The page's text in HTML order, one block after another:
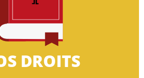
DROITS
DROITS
cette rubrique toutes les
petites entreprises.